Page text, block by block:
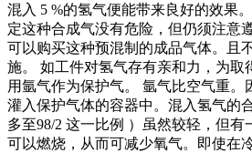
混入 5 %的氢气便能带来良好的效果
定这种合成气没有危险，但仍须注意
可以购买这种预混制的成品气体。且
施。 如工件对氢气存有亲和力，为取
用氩气作为保护气。 氩气比空气重。
灌入保护气体的容器中。混入氢气的
多至98/2 这一比例 ）虽然较轻，但
可以燃烧，从而可减少氧气。即使在